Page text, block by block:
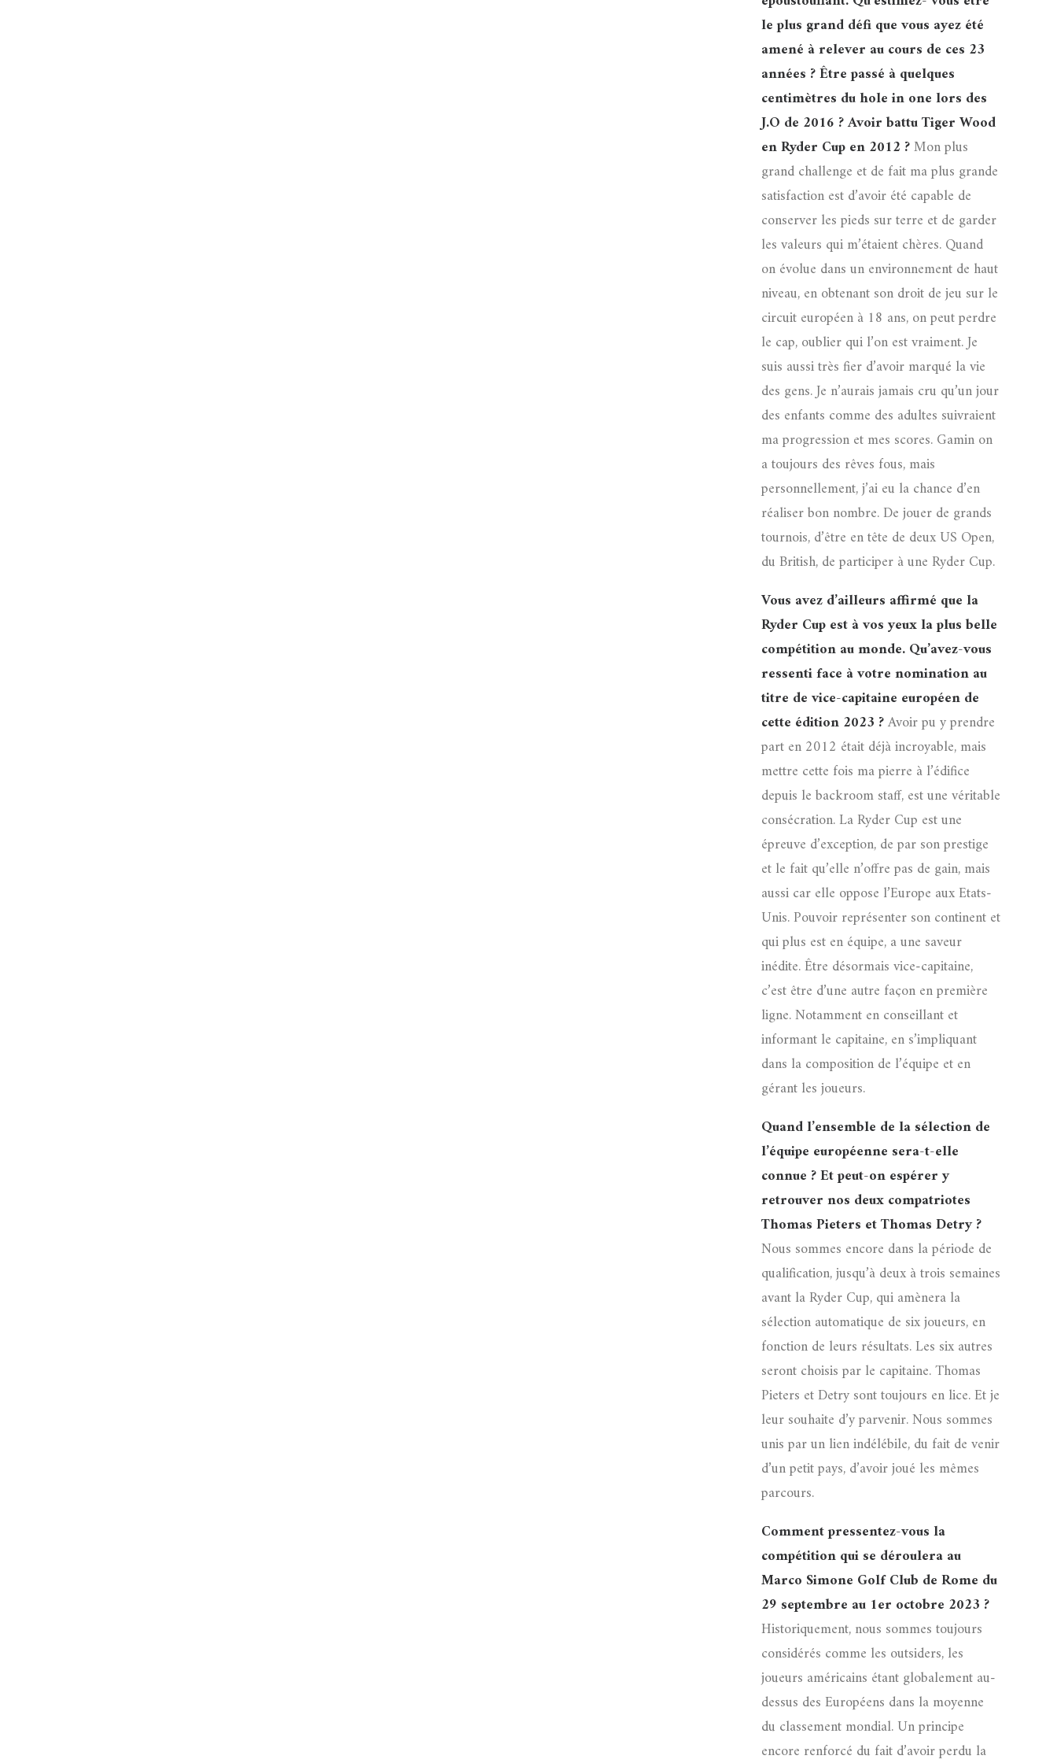
le plus grand défi que vous ayez été
amené à relever au cours de ces 23
années ? Être passé à quelques
centimètres du hole in one lors des
J.O de 2016 ? Avoir battu Tiger Wood
en Ryder Cup en 2012 ?Mon plus
grand challenge et de fait ma plus grande
satisfaction est d’avoir été capable de
conserver les pieds sur terre et de garder
les valeurs qui m’étaient chères. Quand
on évolue dans un environnement de haut
niveau, en obtenant son droit de jeu sur le
circuit européen à 18 ans, on peut perdre
le cap, oublier qui l’on est vraiment. Je
suis aussi très fier d’avoir marqué la vie
des gens. Je n’aurais jamais cru qu’un jour
des enfants comme des adultes suivraient
ma progression et mes scores. Gamin on
a toujours des rêves fous, mais
personnellement, j’ai eu la chance d’en
réaliser bon nombre. De jouer de grands
tournois, d’être en tête de deux US Open,
du British, de participer à une Ryder Cup.
Vous avez d’ailleurs affirmé que la
Ryder Cup est à vos yeux la plus belle
compétition au monde. Qu’avez-vous
ressenti face à votre nomination au
titre de vice-capitaine européen de
cette édition 2023 ?Avoir pu y prendre
part en 2012 était déjà incroyable, mais
mettre cette fois ma pierre à l’édifice
depuis le backroom staff, est une véritable
consécration. La Ryder Cup est une
épreuve d’exception, de par son prestige
et le fait qu’elle n’offre pas de gain, mais
aussi car elle oppose l’Europe aux Etats-
Unis. Pouvoir représenter son continent et
qui plus est en équipe, a une saveur
inédite. Être désormais vice-capitaine,
c’est être d’une autre façon en première
ligne. Notamment en conseillant et
informant le capitaine, en s’impliquant
dans la composition de l’équipe et en
gérant les joueurs.
Quand l’ensemble de la sélection de
l’équipe européenne sera-t-elle
connue ? Et peut-on espérer y
retrouver nos deux compatriotes
Thomas Pieters et Thomas Detry ?
Nous sommes encore dans la période de
qualification, jusqu’à deux à trois semaines
avant la Ryder Cup, qui amènera la
sélection automatique de six joueurs, en
fonction de leurs résultats. Les six autres
seront choisis par le capitaine. Thomas
Pieters et Detry sont toujours en lice. Et je
leur souhaite d’y parvenir. Nous sommes
unis par un lien indélébile, du fait de venir
d’un petit pays, d’avoir joué les mêmes
parcours.
Comment pressentez-vous la
compétition qui se déroulera au
Marco Simone Golf Club de Rome du
29 septembre au 1er octobre 2023 ?
Historiquement, nous sommes toujours
considérés comme les outsiders, les
joueurs américains étant globalement au-
dessus des Européens dans la moyenne
du classement mondial. Un principe
encore renforcé du fait d’avoir perdu la